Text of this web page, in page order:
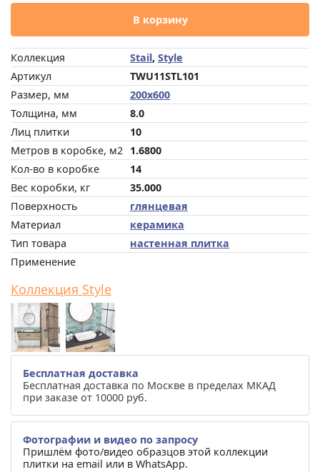
В корзину
Коллекция Stail, Style
Артикул
TWU11STL101
Размер, мм
200x600
Толщина, мм
8.0
Лиц плитки
10
Метров в коробке, м2 1.6800
Кол-во в коробке
14
Вес коробки, кг
35.000
Поверхность
глянцевая
Материал
керамика
Тип товара
настенная плитка
Применение
Коллекция Style
Бесплатная доставка
Бесплатная доставка по Москве в пределах МКАД
при заказе от 10000 руб.
Фотографии и видео по запросу
Пришлём фото/видео образцов этой коллекции
плитки на email или в WhatsApp.